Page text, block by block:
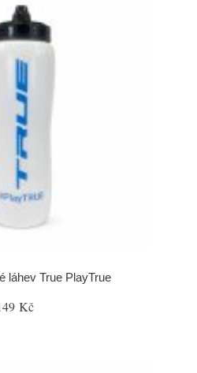
láhev True PlayTrue
Kč